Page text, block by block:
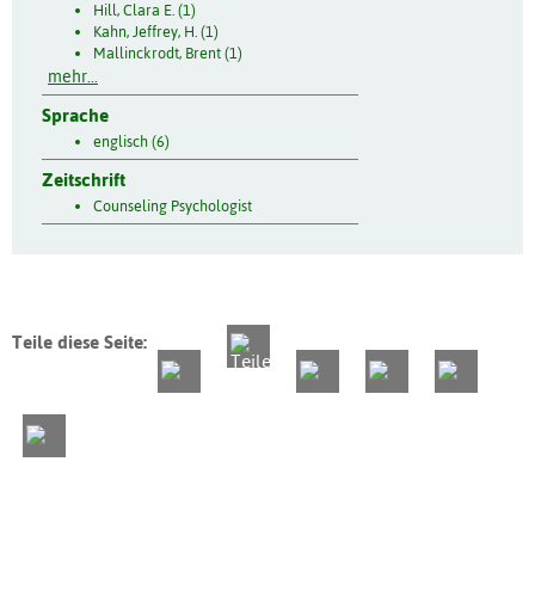
Hill, Clara E. (1)
Kahn, Jeffrey, H. (1)
Mallinckrodt, Brent (1)
mehr...
Sprache
englisch (6)
Zeitschrift
Counseling Psychologist
Teile diese Seite: